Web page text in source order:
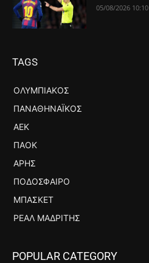
05/08/2026 10:10
TAGS
ΟΛΥΜΠΙΑΚΌΣ
ΠΑΝΑΘΗΝΑΪΚΌΣ
ΑΕΚ
ΠΑΟΚ
ΆΡΗΣ
ΠΟΔΌΣΦΑΙΡΟ
ΜΠΆΣΚΕΤ
ΡΕΆΛ ΜΑΔΡΊΤΗΣ
POPULAR CATEGORY